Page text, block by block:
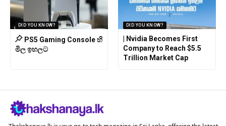
DID YOU KNOW?
PS5 Gaming Console හි
මිල ඉහලට
DID YOU KNOW?
| Nvidia Becomes First
Company to Reach $5.5
Trillion Market Cap